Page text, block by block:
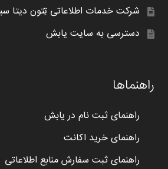
شرکت خدمات اطلاعاتی تِتون دیتا
دسترسی به سایت یابش
راهنماها
راهنمای ثبت نام در یابش
راهنمای خرید اکانت
راهنمای ثبت سفارش منابع اطلاعاتی